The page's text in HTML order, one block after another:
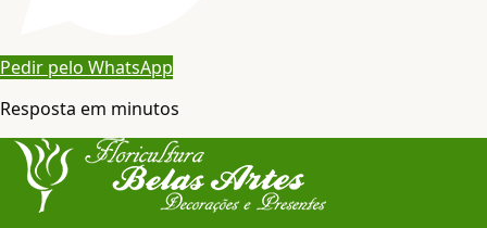
Pedir pelo WhatsApp
Resposta em minutos